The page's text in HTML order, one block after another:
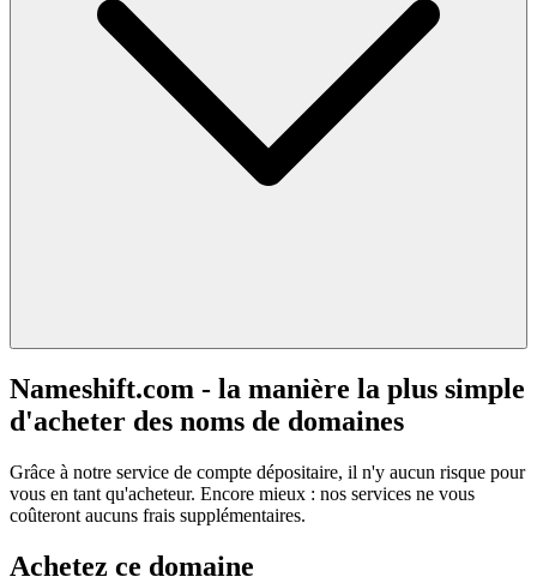
Nameshift.com - la manière la plus simple
d'acheter des noms de domaines
Grâce à notre service de compte dépositaire, il n'y aucun risque pour
vous en tant qu'acheteur. Encore mieux : nos services ne vous
coûteront aucuns frais supplémentaires.
Achetez ce domaine